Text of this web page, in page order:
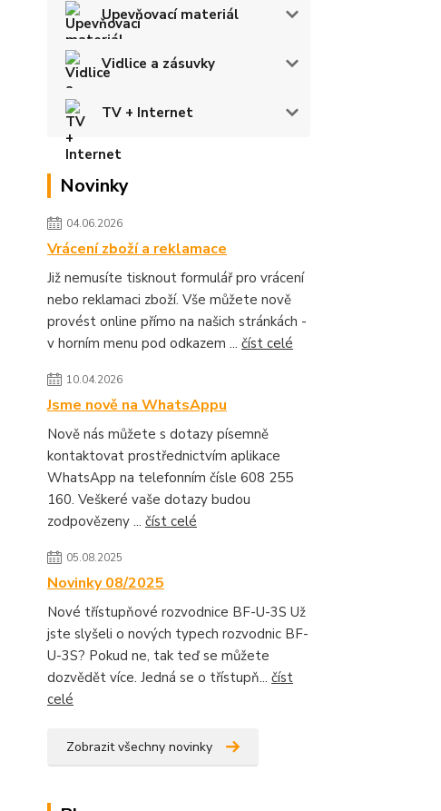
Upevňovací materiál
Vidlice a zásuvky
TV + Internet
Novinky
04.06.2026
Vrácení zboží a reklamace
Již nemusíte tisknout formulář pro vrácení
nebo reklamaci zboží. Vše můžete nově
provést online přímo na našich stránkách -
v horním menu pod odkazem ... číst celé
10.04.2026
Jsme nově na WhatsAppu
Nově nás můžete s dotazy písemně
kontaktovat prostřednictvím aplikace
WhatsApp na telefonním čísle 608 255
160. Veškeré vaše dotazy budou
zodpovězeny ... číst celé
05.08.2025
Novinky 08/2025
Nové třístupňové rozvodnice BF-U-3S Už
jste slyšeli o nových typech rozvodnic BF-
U-3S? Pokud ne, tak teď se můžete
dozvědět více. Jedná se o třístupň... číst
celé
Zobrazit všechny novinky